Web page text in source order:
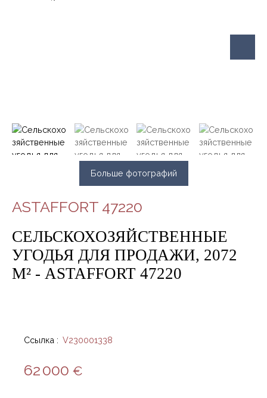
Больше фотографий
ASTAFFORT 47220
СЕЛЬСКОХОЗЯЙСТВЕННЫЕ
УГОДЬЯ ДЛЯ ПРОДАЖИ, 2072
М² - ASTAFFORT 47220
Ссылка : V230001338
62 000 €